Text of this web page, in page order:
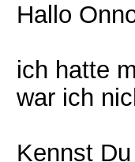
Hallo
ich hatte
war ich
Kennst